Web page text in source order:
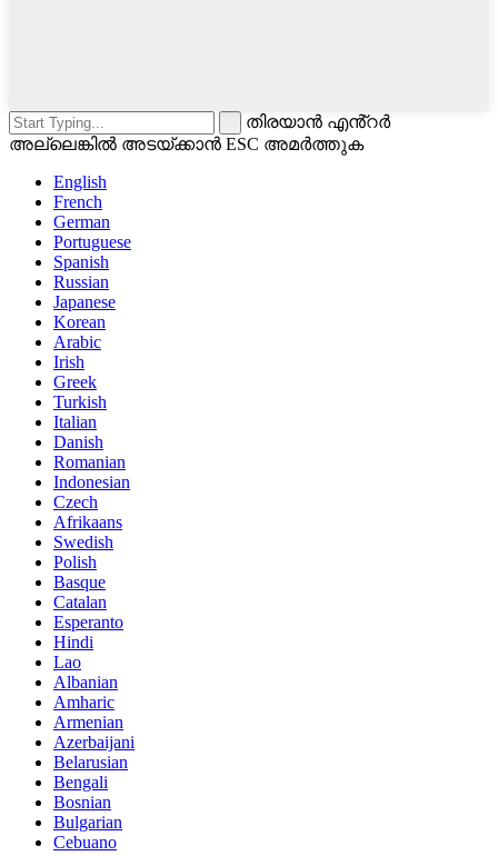
തിരയാൻ എൻ്റർ
അല്ലെങ്കിൽ അടയ്ക്കാൻ ESC അമർത്തുക
English
French
German
Portuguese
Spanish
Russian
Japanese
Korean
Arabic
Irish
Greek
Turkish
Italian
Danish
Romanian
Indonesian
Czech
Afrikaans
Swedish
Polish
Basque
Catalan
Esperanto
Hindi
Lao
Albanian
Amharic
Armenian
Azerbaijani
Belarusian
Bengali
Bosnian
Bulgarian
Cebuano